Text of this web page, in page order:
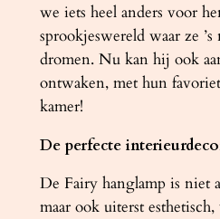
we iets heel anders voor
sprookjeswereld waar ze ’s
dromen. Nu kan hij ook
ontwaken, met hun
kamer!
De perfecte
De Fairy hanglamp is niet
maar ook uiterst